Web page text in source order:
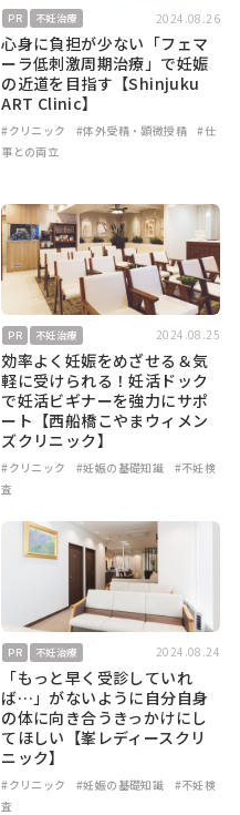
PR 不妊治療 2024.08.26
心身に負担が少ない「フェマ
ーラ低刺激周期治療」で妊娠
の近道を目指す【Shinjuku
ART Clinic】
#クリニック #体外受精・顕微授精
#仕
事との両立
PR 不妊治療 2024.08.25
効率よく妊娠をめざせる＆気
軽に受けられる！妊活ドック
で妊活ビギナーを強力にサポ
ート【西船橋こやまウィメン
ズクリニック】
#クリニック #妊娠の基礎知識
#不妊検
査
PR 不妊治療 2024.08.24
「もっと早く受診していれ
ば…」がないように自分自身
の体に向き合うきっかけにし
てほしい【峯レディースクリ
ニック】
#クリニック #妊娠の基礎知識
#不妊検
査